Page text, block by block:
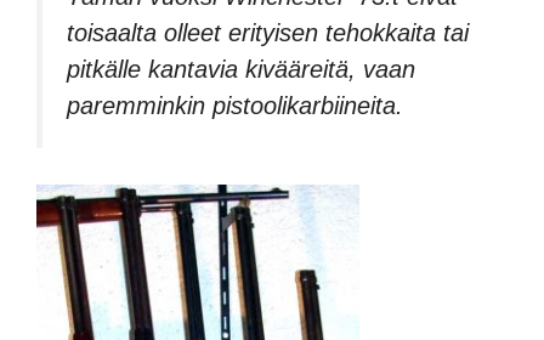
toisaalta olleet erityisen tehokkaita tai
pitkälle kantavia kivääreitä, vaan
paremminkin pistoolikarbiineita.